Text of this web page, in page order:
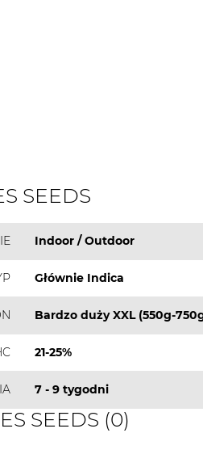
SEEDS
Indoor / Outdoor
Głównie Indica
Bardzo duży XXL (550g-
21-25%
7 - 9 tygodni
SEEDS (0)